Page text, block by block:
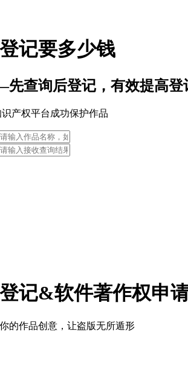
记要多少钱
查询后登记，有效提高登
产权平台成功保护作品
记&软件著作权申
的作品创意，让盗版无所遁形